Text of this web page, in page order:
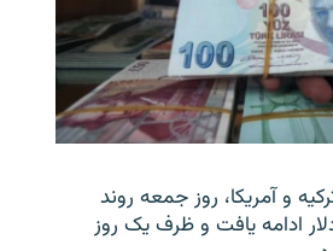
و آمریکا، روز جمعه روند
ادامه یافت و ظرف یک روز